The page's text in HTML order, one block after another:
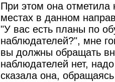
При этом она отметила
местах в данном
"У вас есть планы по
наблюдателей?", мне
вы должны обращать
наблюдателей нет,
сказала она,